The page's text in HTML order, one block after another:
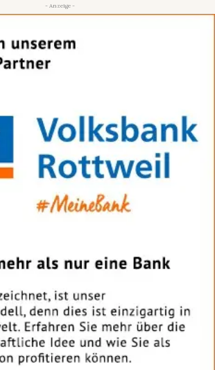
- Anzeige -